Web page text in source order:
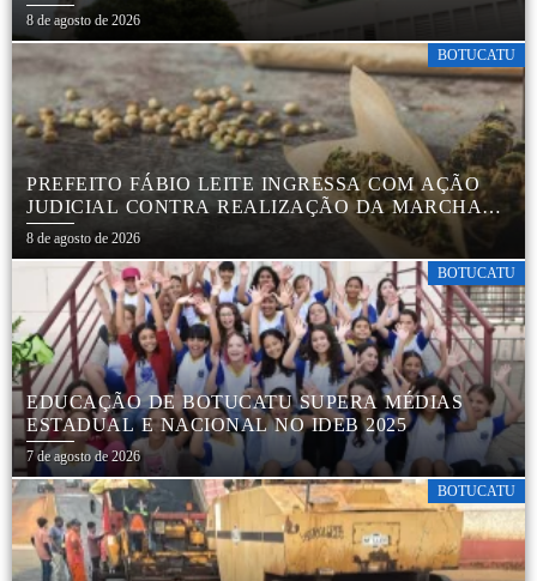
ACIDENTE
8 de agosto de 2026
BOTUCATU
PREFEITO FÁBIO LEITE INGRESSA COM AÇÃO
JUDICIAL CONTRA REALIZAÇÃO DA MARCHA
DA MACONHA EM BOTUCATU
8 de agosto de 2026
BOTUCATU
EDUCAÇÃO DE BOTUCATU SUPERA MÉDIAS
ESTADUAL E NACIONAL NO IDEB 2025
7 de agosto de 2026
BOTUCATU